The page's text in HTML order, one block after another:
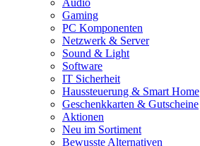
Audio
Gaming
PC Komponenten
Netzwerk & Server
Sound & Light
Software
IT Sicherheit
Haussteuerung & Smart Home
Geschenkkarten & Gutscheine
Aktionen
Neu im Sortiment
Bewusste Alternativen